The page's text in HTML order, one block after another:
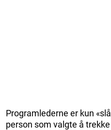
Programlederne er kun
person som valgte å